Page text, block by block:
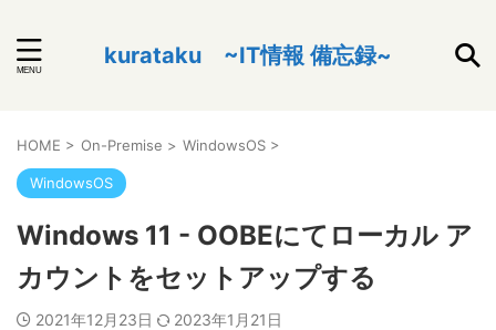
kurataku ~IT情報 備忘録~
HOME > On-Premise > WindowsOS >
WindowsOS
Windows 11 - OOBEにてローカル ア
カウントをセットアップする
2021年12月23日 2023年1月21日